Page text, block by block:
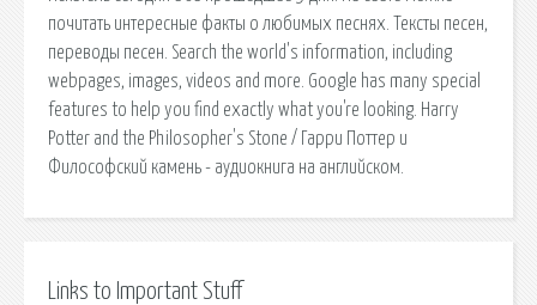
почитать интересные факты о любимых песнях. Тексты песен,
переводы песен. Search the world's information, including
webpages, images, videos and more. Google has many special
features to help you find exactly what you're looking. Harry
Potter and the Philosopher's Stone / Гарри Поттер и
Философский камень - аудиокнига на английском.
Links to Important Stuff